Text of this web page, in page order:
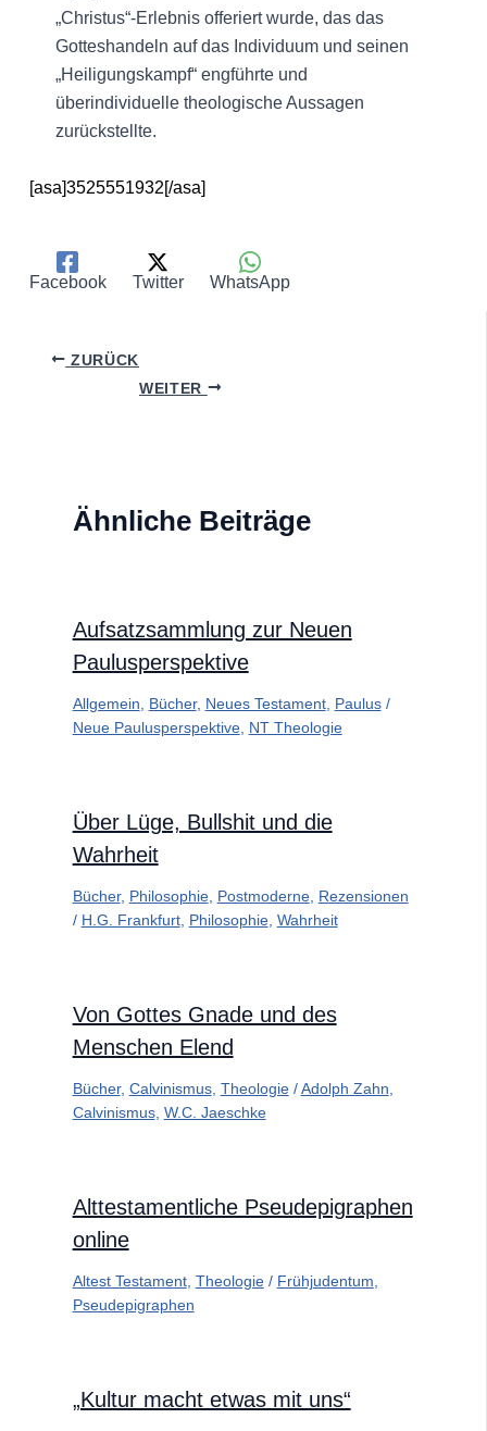
„Christus“-Erlebnis offeriert wurde, das das
Gotteshandeln auf das Individuum und seinen
„Heiligungskampf“ engführte und
überindividuelle theologische Aussagen
zurückstellte.
[asa]3525551932[/asa]
Facebook Twitter WhatsApp
ZURÜCK
WEITER
Ähnliche Beiträge
Aufsatzsammlung zur Neuen
Paulusperspektive
Allgemein Bücher, Neues Testament, Paulus/
Neue Paulusperspektive, NT Theologie
Über Lüge, Bullshit und die
Wahrheit
Bücher, Philosophie, Postmoderne, Rezensionen
/ H.G. Frankfurt, Philosophie, Wahrheit
Von Gottes Gnade und des
Menschen Elend
Bücher, Calvinismus, Theologie/Adolph Zahn
Calvinismus, W.C. Jaeschke
Alttestamentliche Pseudepigraphen
online
Altest Testament, Theologie/ Frühjudentum
Pseudepigraphen
„Kultur macht etwas mit uns“